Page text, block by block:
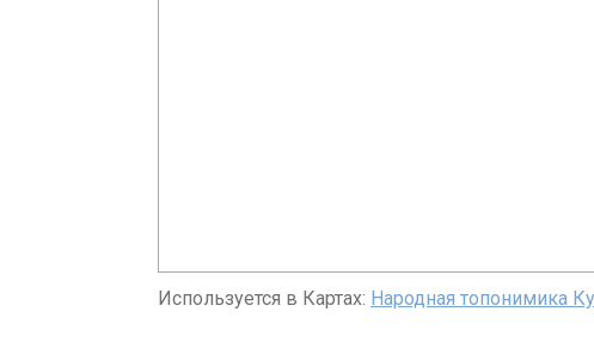
Используется в Картах: Народная топонимика